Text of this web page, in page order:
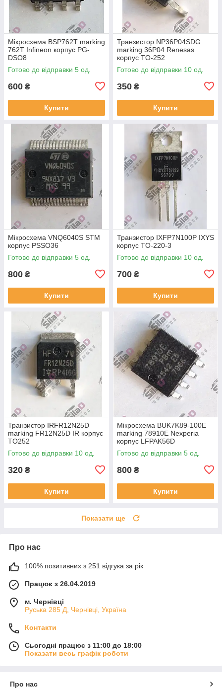
Мікросхема BSP762T marking
762T Infineon корпус PG-
DSO8
Готово до відправки 5 од.
600 ₴
Купити
Транзистор NP36P04SDG
marking 36P04 Renesas
корпус TO-252
Готово до відправки 10 од.
350 ₴
Купити
Мікросхема VNQ6040S STM
корпус PSSO36
Готово до відправки 5 од.
800 ₴
Купити
Транзистор IXFP7N100P IXYS
корпус TO-220-3
Готово до відправки 10 од.
700 ₴
Купити
Транзистор IRFR12N25D
marking FR12N25D IR корпус
TO252
Готово до відправки 10 од.
320 ₴
Купити
Мікросхема BUK7K89-100E
marking 78910E Nexperia
корпус LFPAK56D
Готово до відправки 5 од.
800 ₴
Купити
Показати ще
Про нас
100% позитивних з 251 відгука за рік
Працює з 26.04.2019
м. Чернівці
Руська 285 Д, Чернівці, Україна
Контакти
Сьогодні працює з 11:00 до 18:00
Показати весь графік роботи
Про нас